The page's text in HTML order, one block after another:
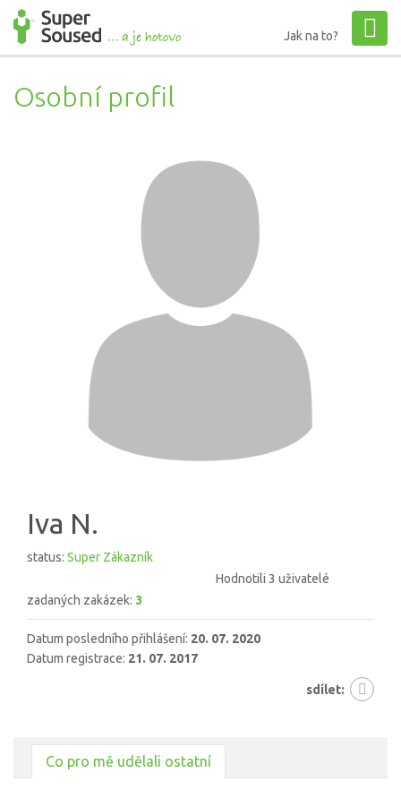
Jak na to?
Osobní profil
Iva N.
status: Super Zákazník
Hodnotili 3 uživatelé
zadaných zakázek: 3
Datum posledního přihlášení: 20. 07. 2020
Datum registrace: 21. 07. 2017
sdílet:
Co pro mě udělali ostatní